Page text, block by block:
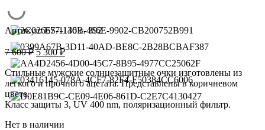
Артикул:ES-1140 c. 392
7 600₽Первоначальная
цена
составляла
7
600 ₽.
5 300₽Текущая
цена:
5
300 ₽.
Стильные мужские солнцезащитные очки изготовлены из
легкого и прочного ацетата. Представлены в коричневом
цвете.
Класс защиты 3, UV 400 nm, поляризационный фильтр.
Нет в наличии